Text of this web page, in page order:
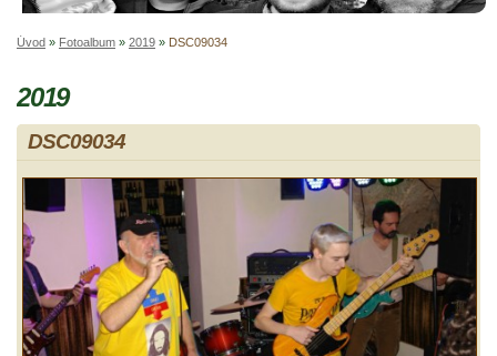
Úvod » Fotoalbum » 2019 » DSC09034
2019
DSC09034